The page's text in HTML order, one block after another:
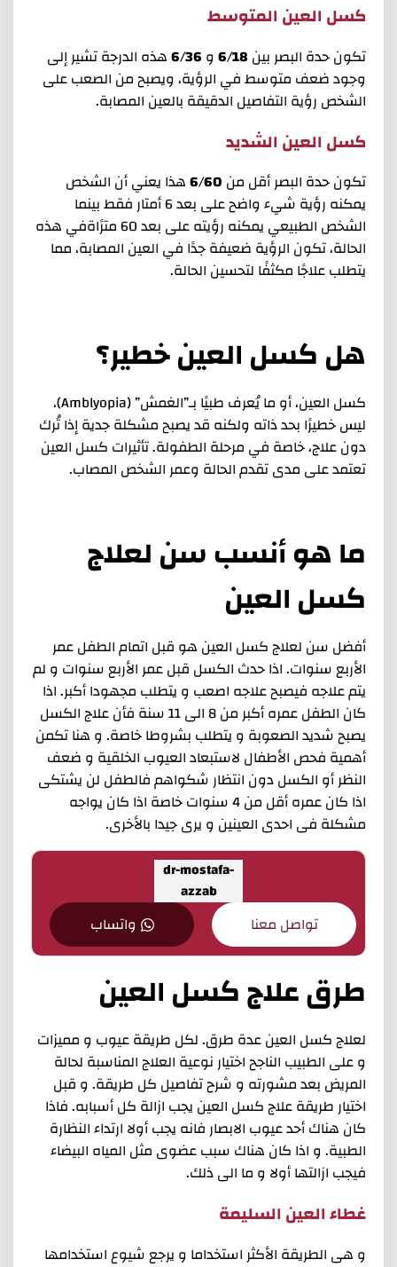
كسل العين المتوسط
تكون حدة البصر بين 6/18 و 6/36هذه الدرجة تشير إلى
وجود ضعف متوسط في الرؤية، ويصبح من الصعب على
الشخص رؤية التفاصيل الدقيقة بالعين المصابة.
كسل العين الشديد
تكون حدة البصر أقل من 6/60هذا يعني أن الشخص
يمكنه رؤية شيء واضح على بعد 6 أمتار فقط بينما
الشخص الطبيعي يمكنه رؤيته على بعد 60 مترًاةفي هذه
الحالة، تكون الرؤية ضعيفة جدًا في العين المصابة، مما
يتطلب علاجًا مكثفًا لتحسين الحالة.
هل كسل العين خطير؟
كسل العين، أو ما يُعرف طبيًا بـ”الغمش” (Amblyopia)،
ليس خطيرًا بحد ذاته ولكنه قد يصبح مشكلة جدية إذا تُرك
دون علاج، خاصة في مرحلة الطفولة. تأثيرات كسل العين
تعتمد على مدى تقدم الحالة وعمر الشخص المصاب.
ما هو أنسب سن لعلاج
كسل العين
أفضل سن لعلاج كسل العين هو قبل اتمام الطفل عمر
الأربع سنوات. اذا حدث الكسل قبل عمر الأربع سنوات و لم
يتم علاجه فيصبح علاجه اصعب و يتطلب مجهودا أكبر. اذا
كان الطفل عمره أكبر من 8 الى 11 سنة فأن علاج الكسل
يصبح شديد الصعوبة و يتطلب بشروطا خاصة. و هنا تكمن
أهمية فحص الأطفال لاستبعاد العيوب الخلقية و ضعف
النظر أو الكسل دون انتظار شكواهم فالطفل لن يشتكى
اذا كان عمره أقل من 4 سنوات خاصة اذا كان يواجه
مشكلة فى احدى العينين و يرى جيدا بالأخرى.
تواصل معنا واتساب
طرق علاج كسل العين
لعلاج كسل العين عدة طرق. لكل طريقة عيوب و مميزات
و على الطبيب الناجح اختيار نوعية العلاج المناسبة لحالة
المريض بعد مشورته و شرح تفاصيل كل طريقة. و قبل
اختيار طريقة علاج كسل العين يجب ازالة كل أسبابه. فاذا
كان هناك أحد عيوب الابصار فانه يجب أولا ارتداء النظارة
الطبية. و اذا كان هناك سبب عضوى مثل المياه البيضاء
فيجب ازالتها أولا و ما الى ذلك.
غطاء العين السليمة
و هى الطريقة الأكثر استخداما و يرجع شيوع استخدامها